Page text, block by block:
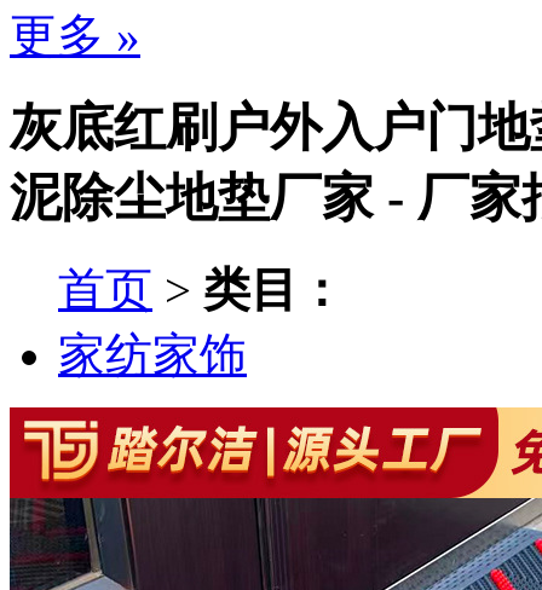
更多 »
灰底红刷户外入户门
泥除尘地垫厂家 - 厂家
首页 > 类目：
家纺家饰